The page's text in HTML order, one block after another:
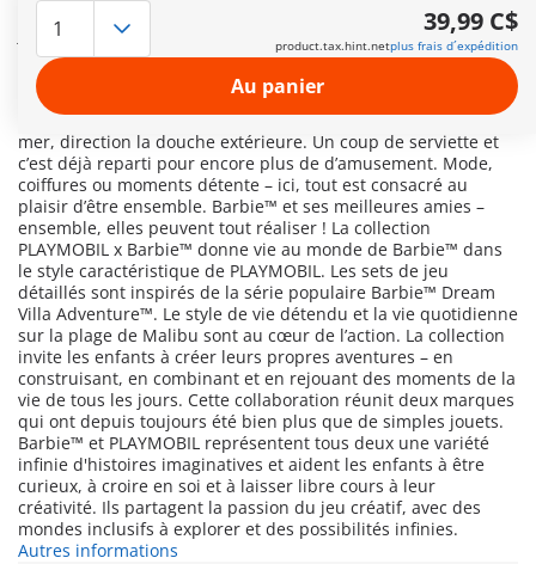
et ses meilleures amies Teresa et Renee sont prêtes pour une
journée stylée sur la plage de Malibu. Dans la cabine
d’essayage à porte battante, les trois copines changent de
tenue et échangent leurs looks de plage tendance. Et Teresa ?
Elle reçoit un tout nouveau style – avec un ou deux jolis
rubans ? C'est toi qui décides ! Après un plongeon dans la
mer, direction la douche extérieure. Un coup de serviette et
c’est déjà reparti pour encore plus de d’amusement. Mode,
coiffures ou moments détente – ici, tout est consacré au
plaisir d’être ensemble. Barbie™ et ses meilleures amies –
ensemble, elles peuvent tout réaliser ! La collection
PLAYMOBIL x Barbie™ donne vie au monde de Barbie™ dans
le style caractéristique de PLAYMOBIL. Les sets de jeu
détaillés sont inspirés de la série populaire Barbie™ Dream
Villa Adventure™. Le style de vie détendu et la vie quotidienne
sur la plage de Malibu sont au cœur de l’action. La collection
invite les enfants à créer leurs propres aventures – en
construisant, en combinant et en rejouant des moments de la
vie de tous les jours. Cette collaboration réunit deux marques
qui ont depuis toujours été bien plus que de simples jouets.
Barbie™ et PLAYMOBIL représentent tous deux une variété
infinie d'histoires imaginatives et aident les enfants à être
curieux, à croire en soi et à laisser libre cours à leur
créativité. Ils partagent la passion du jeu créatif, avec des
mondes inclusifs à explorer et des possibilités infinies.
Autres informations
39,99 C$
product.tax.hint.netplus frais d´expédition
Au panier